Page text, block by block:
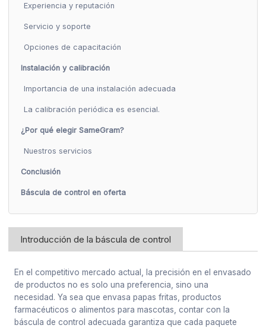
Experiencia y reputación
Servicio y soporte
Opciones de capacitación
Instalación y calibración
Importancia de una instalación adecuada
La calibración periódica es esencial.
¿Por qué elegir SameGram?
Nuestros servicios
Conclusión
Báscula de control en oferta
Introducción de la báscula de control
En el competitivo mercado actual, la precisión en el envasado
de productos no es solo una preferencia, sino una
necesidad. Ya sea que envasa papas fritas, productos
farmacéuticos o alimentos para mascotas, contar con la
báscula de control adecuada garantiza que cada paquete